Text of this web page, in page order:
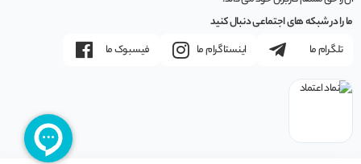
ما را در شبکه های اجتماعی دنبال کنید
تلگرام ما
اینستاگرام ما فیسبوک ما